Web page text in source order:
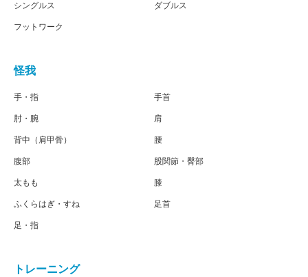
シングルス
フットワーク
ダブルス
怪我
手・指
肘・腕
背中（肩甲骨）
腹部
太もも
ふくらはぎ・すね
足・指
手首
肩
腰
股関節・臀部
膝
足首
トレーニング